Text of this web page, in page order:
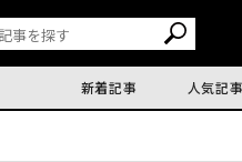
新着記事 人気記事